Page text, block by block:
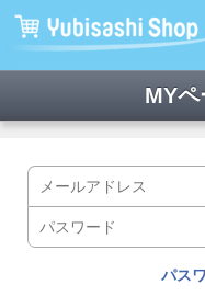
MY
パス